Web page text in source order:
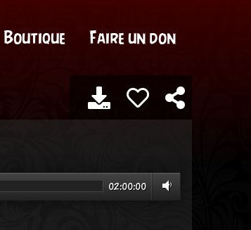
Boutique Faire un don
02:00:00